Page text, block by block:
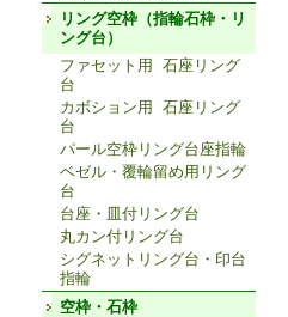
リング空枠（指輪石枠・リ
ング台）
ファセット用 石座リング
台
カボション用 石座リング
台
パール空枠リング台座指輪
ベゼル・覆輪留め用リング
台
台座・皿付リング台
丸カン付リング台
シグネットリング台・印台
指輪
空枠・石枠